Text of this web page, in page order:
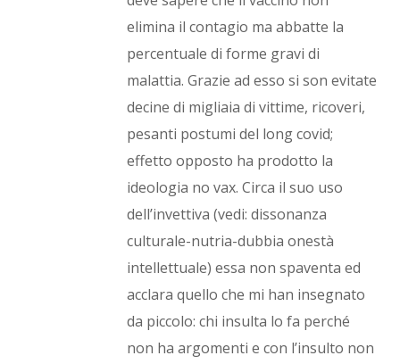
elimina il contagio ma abbatte la
percentuale di forme gravi di
malattia. Grazie ad esso si son evitate
decine di migliaia di vittime, ricoveri,
pesanti postumi del long covid;
effetto opposto ha prodotto la
ideologia no vax. Circa il suo uso
dell’invettiva (vedi: dissonanza
culturale-nutria-dubbia onestà
intellettuale) essa non spaventa ed
acclara quello che mi han insegnato
da piccolo: chi insulta lo fa perché
non ha argomenti e con l’insulto non